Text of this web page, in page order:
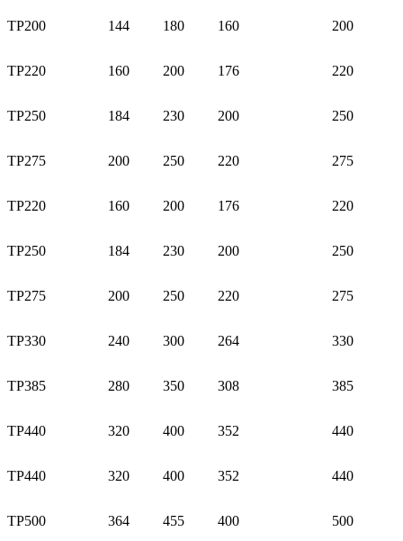
TP200 144 180 160 200
TP220 160 200 176 220
TP250 184 230 200 250
TP275 200 250 220 275
TP220 160 200 176 220
TP250 184 230 200 250
TP275 200 250 220 275
TP330 240 300 264 330
TP385 280 350 308 385
TP440 320 400 352 440
TP440 320 400 352 440
TP500 364 455 400 500